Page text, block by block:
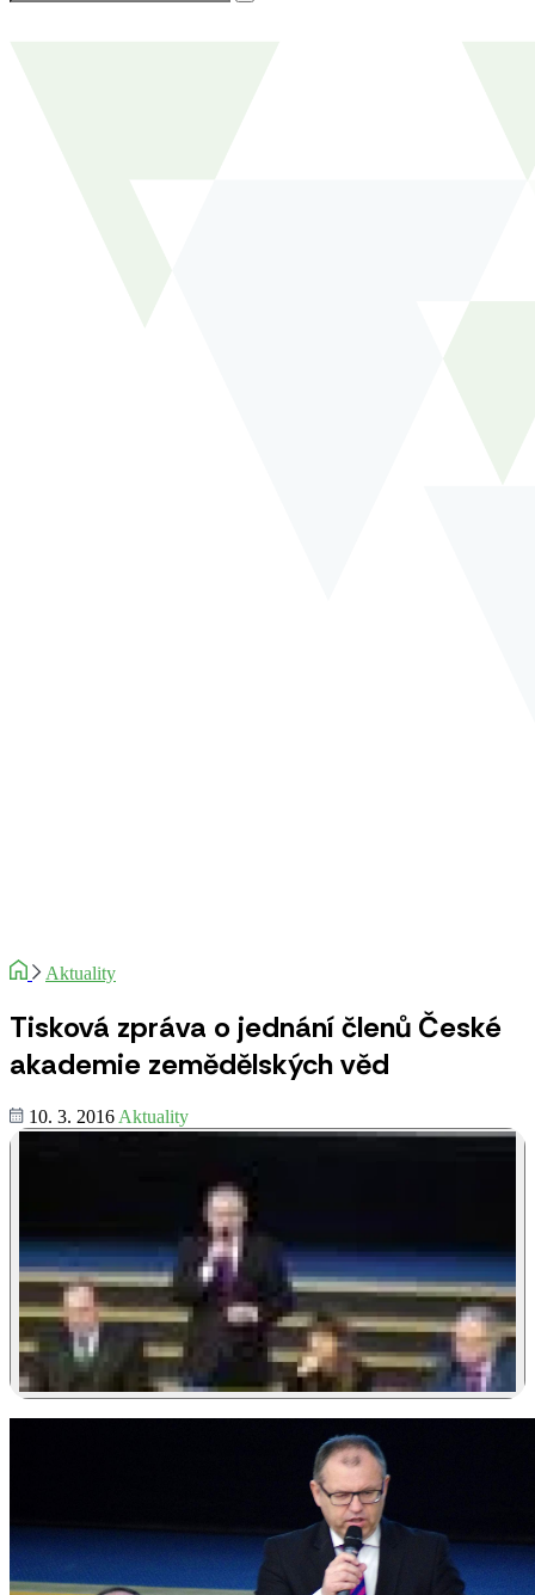
Aktuality
Tisková zpráva o jednání členů České
akademie zemědělských věd
10. 3. 2016 Aktuality